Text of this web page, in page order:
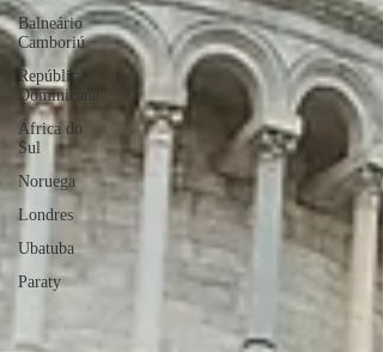
Balneário
Camboriú
República
Dominicana
África do
Sul
Noruega
Londres
Ubatuba
Paraty